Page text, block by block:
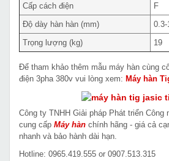
Cấp cách điện
F
Độ dày hàn hàn (mm)
0.3-
Trọng lượng (kg)
19
Để tham khảo thêm mẫu máy hàn cùng
điện 3pha 380v vui lòng xem: Máy hàn
Công ty TNHH Giải pháp Phát triển Công
cung cấp Máy hàn chính hãng - giá cả
nhanh và bảo hành dài hạn.
Hotline: 0965.419.555 or 0907.513.315